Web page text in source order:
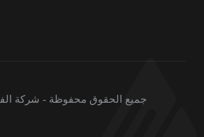
جميع الحقوق محفوظة - شركة